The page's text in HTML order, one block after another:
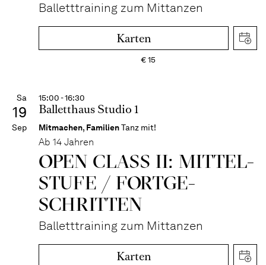
Balletttraining zum Mittanzen
Karten
€15
Sa
19
Sep
15:00 - 16:30
Balletthaus Studio 1
Mitmachen, FamilienTanz mit!
Ab 14 Jahren
OPEN CLASS II: MITTEL­
STUFE / FORT­GE­
SCHRITTEN
Balletttraining zum Mittanzen
Karten